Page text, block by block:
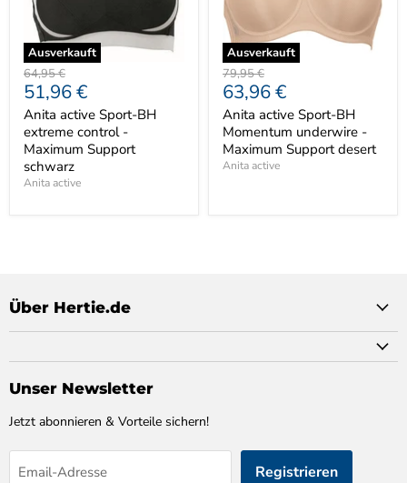
Ausverkauft
Ursprünglicher
Preis
64,95 €
Aktueller
Preis
51,96 €
Anita active Sport-BH
extreme control -
Maximum Support
schwarz
Anita active
Ausverkauft
Ursprünglicher
Preis
79,95 €
Aktueller
Preis
63,96 €
Anita active Sport-BH
Momentum underwire -
Maximum Support desert
Anita active
Über Hertie.de
Unser Newsletter
Jetzt abonnieren & Vorteile sichern!
Email-Adresse Registrieren